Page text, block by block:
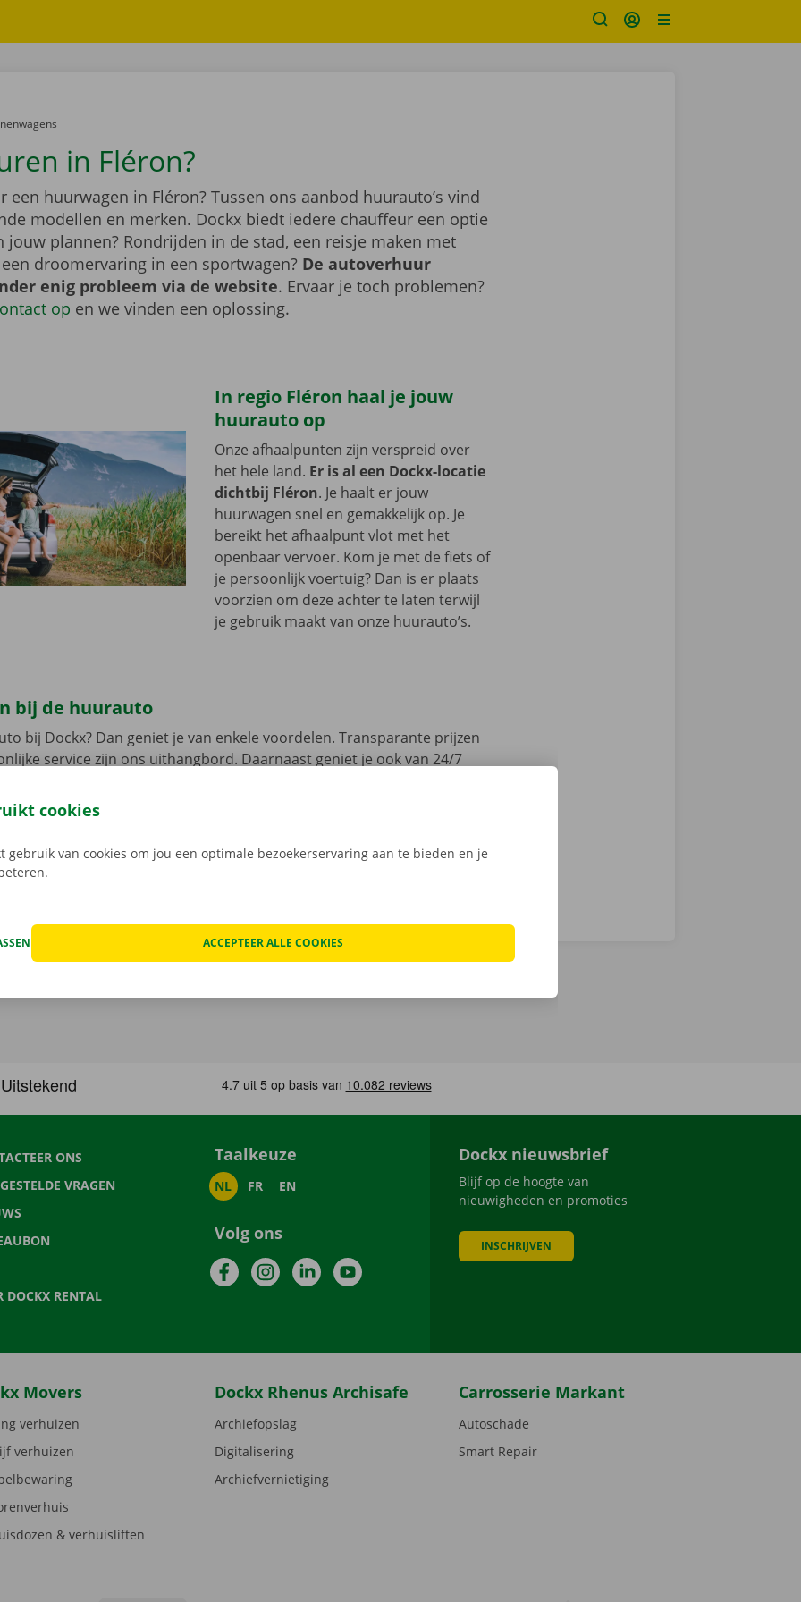
in Fléron?
een huurwagen in Fléron? Tussen ons aanbod huurauto’s vind
modellen en merken. Dockx biedt iedere chauffeur een optie
jouw plannen? Rondrijden in de stad, een reisje maken met
droomervaring in een sportwagen? De autoverhuur
enig probleem via de website. Ervaar je toch problemen?
op en we vinden een oplossing.
In regio Fléron haal je jouw
huurauto op
Onze afhaalpunten zijn verspreid over
het hele land. Er is al een Dockx-locatie
dichtbij Fléron. Je haalt er jouw
huurwagen snel en gemakkelijk op. Je
bereikt het afhaalpunt vlot met het
openbaar vervoer. Kom je met de fiets of
je persoonlijk voertuig? Dan is er plaats
voorzien om deze achter te laten terwijl
je gebruik maakt van onze huurauto’s.
bij de huurauto
bij Dockx? Dan geniet je van enkele voordelen. Transparante prijzen
service zijn ons uithangbord. Daarnaast geniet je ook van 24/7
rij je zonder zorgen rond in je huurauto
ONS
VRAGEN
DOCKX RENTAL
Taalkeuze
NL FR EN
Volg ons
FacebookInstagramLinkedInYouTube
Dockx nieuwsbrief
Blijf op de hoogte van
nieuwigheden en promoties
INSCHRIJVEN
Movers
verhuizen
verhuizen
& verhuisliften
Dockx Rhenus Archisafe
Archiefopslag
Digitalisering
Archiefvernietiging
Carrosserie Markant
Autoschade
Smart Repair
cookies
gebruik van cookies om jou een optimale bezoekerservaring aan te bieden en je
ACCEPTEER ALLE COOKIES